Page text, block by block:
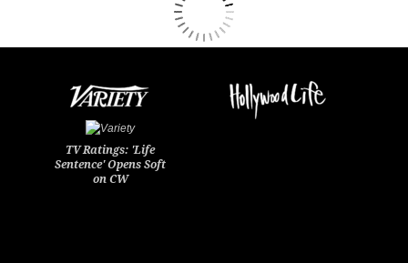
TV Ratings: 'Life
Sentence' Opens Soft
on CW